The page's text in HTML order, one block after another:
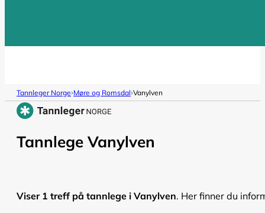
Tannleger Norge›Møre og Romsdal›Vanylven
Tannlege Vanylven
Viser 1 treff på tannlege i Vanylven. Her finner du